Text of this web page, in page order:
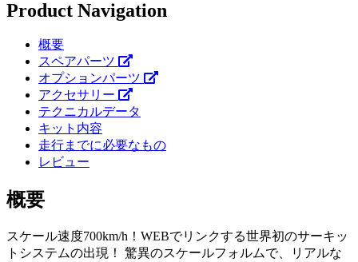
Product Navigation
概要
スペアパーツ
オプションパーツ
アクセサリー
テクニカルデータ
キット内容
走行までに必要なもの
レビュー
概要
スケール速度700km/h！WEBでリンクする世界初のサーキッ
トシステムの出現！ 驚異のスケールフォルムで、リアルな